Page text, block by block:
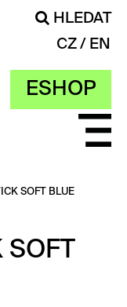
ESHOP
HLEDAT
CZ EN
SOFT BLUE
SOFT